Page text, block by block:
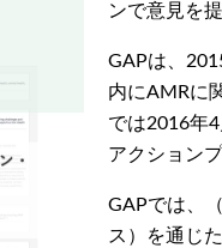
ンで意見を
GAPは、
内にAMRに
では2016年
アクション
GAPでは、
ス）を通じ